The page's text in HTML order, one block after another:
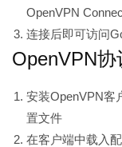
OpenVPN
连接后即可访问
OpenVPN
安装OpenVPN客
置文件
在客户端中载入配